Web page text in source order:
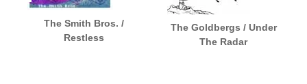
The Smith Bros. /
Restless
The Goldbergs / Under
The Radar